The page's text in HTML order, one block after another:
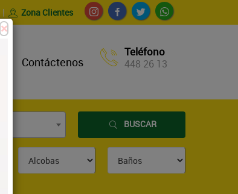
Zona Clientes
Teléfono
448 26 13
Contáctenos
BUSCAR
×